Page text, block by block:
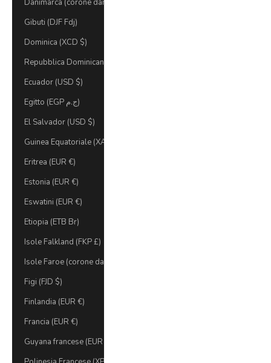
Danimarca (corone danesi)
Gibuti (DJF Fdj)
Dominica (XCD $)
Repubblica Dominicana (DOP $)
Ecuador (USD $)
Egitto (EGP ج.م)
El Salvador (USD $)
Guinea Equatoriale (XAF CFA)
Eritrea (EUR €)
Estonia (EUR €)
Eswatini (EUR €)
Etiopia (ETB Br)
Isole Falkland (FKP £)
Isole Faroe (corone danesi)
Figi (FJD $)
Finlandia (EUR €)
Francia (EUR €)
Guyana francese (EUR €)